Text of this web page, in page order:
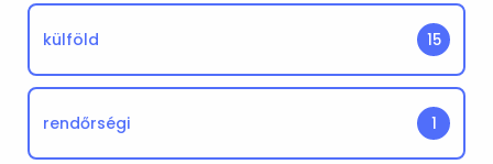
külföld 15
rendőrségi 1